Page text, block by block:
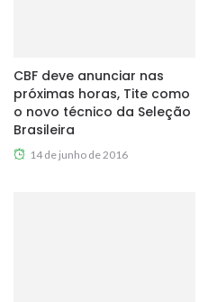
CBF deve anunciar nas
próximas horas, Tite como
o novo técnico da Seleção
Brasileira
14 de junho de 2016